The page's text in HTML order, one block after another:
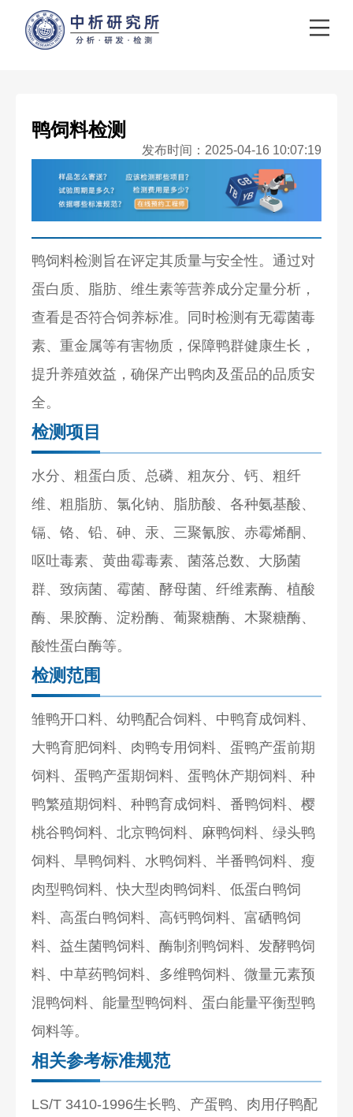
鸭饲料检测
发布时间：2025-04-16 10:07:19
鸭饲料检测旨在评定其质量与安全性。通过对
蛋白质、脂肪、维生素等营养成分定量分析，
查看是否符合饲养标准。同时检测有无霉菌毒
素、重金属等有害物质，保障鸭群健康生长，
提升养殖效益，确保产出鸭肉及蛋品的品质安
全。
检测项目
水分、粗蛋白质、总磷、粗灰分、钙、粗纤
维、粗脂肪、氯化钠、脂肪酸、各种氨基酸、
镉、铬、铅、砷、汞、三聚氰胺、赤霉烯酮、
呕吐毒素、黄曲霉毒素、菌落总数、大肠菌
群、致病菌、霉菌、酵母菌、纤维素酶、植酸
酶、果胶酶、淀粉酶、葡聚糖酶、木聚糖酶、
酸性蛋白酶等。
检测范围
雏鸭开口料、幼鸭配合饲料、中鸭育成饲料、
大鸭育肥饲料、肉鸭专用饲料、蛋鸭产蛋前期
饲料、蛋鸭产蛋期饲料、蛋鸭休产期饲料、种
鸭繁殖期饲料、种鸭育成饲料、番鸭饲料、樱
桃谷鸭饲料、北京鸭饲料、麻鸭饲料、绿头鸭
饲料、旱鸭饲料、水鸭饲料、半番鸭饲料、瘦
肉型鸭饲料、快大型肉鸭饲料、低蛋白鸭饲
料、高蛋白鸭饲料、高钙鸭饲料、富硒鸭饲
料、益生菌鸭饲料、酶制剂鸭饲料、发酵鸭饲
料、中草药鸭饲料、多维鸭饲料、微量元素预
混鸭饲料、能量型鸭饲料、蛋白能量平衡型鸭
饲料等。
相关参考标准规范
LS/T 3410-1996生长鸭、产蛋鸭、肉用仔鸭配